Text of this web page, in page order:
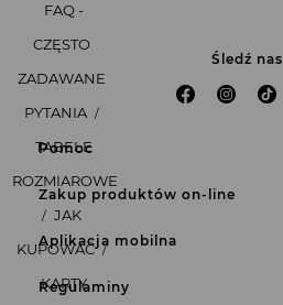
FAQ -
CZĘSTO
ZADAWANE
PYTANIA
TABELE
ROZMIAROWE
JAK
KUPOWAĆ
KARTY
Śledź nas
Pomoc
Zakup produktów on-line
Aplikacja mobilna
Regulaminy